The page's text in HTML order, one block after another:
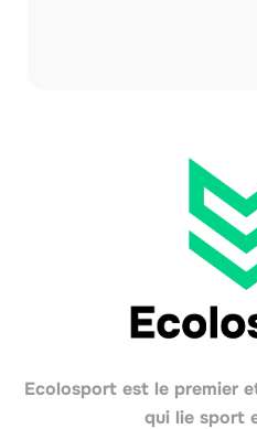
Ecolosport est le premier
qui lie sport